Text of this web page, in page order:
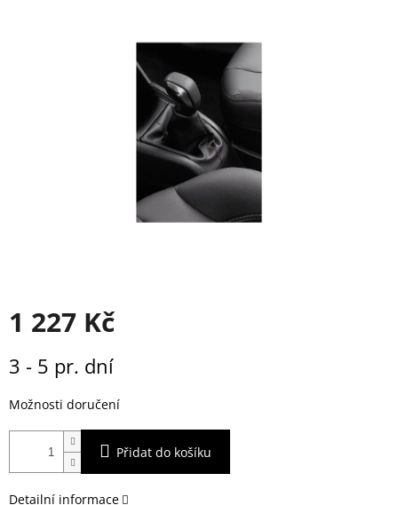
1 227 Kč
cena:
3 - 5 pr. dní
Možnosti doručení
Přidat do košíku
Detailní informace